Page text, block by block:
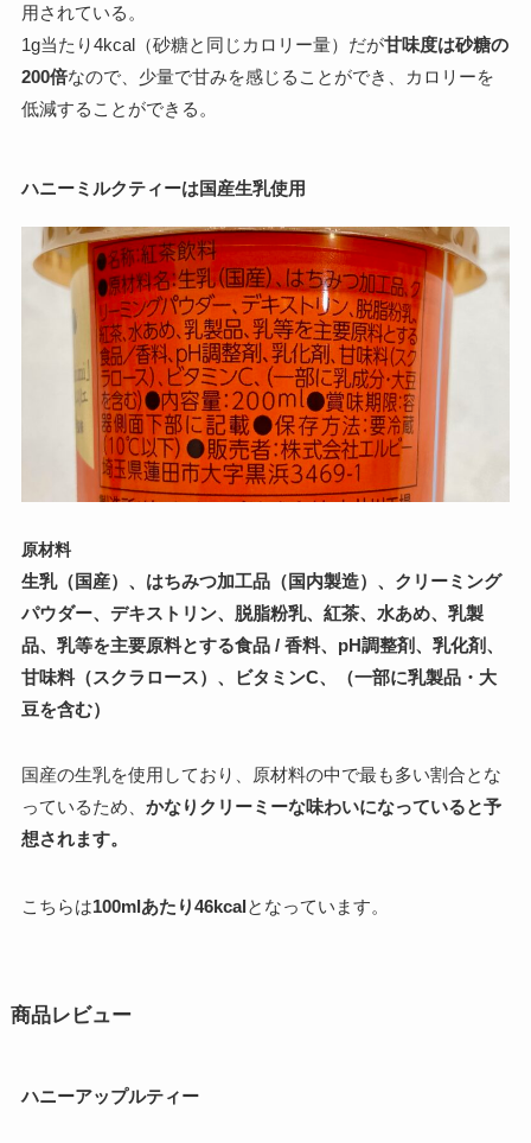
用されている。
1g当たり4kcal（砂糖と同じカロリー量）だが甘味度は砂糖の
200倍なので、少量で甘みを感じることができ、カロリーを
低減することができる。
ハニーミルクティーは国産生乳使用
原材料
生乳（国産）、はちみつ加工品（国内製造）、クリーミング
パウダー、デキストリン、脱脂粉乳、紅茶、水あめ、乳製
品、乳等を主要原料とする食品 / 香料、pH調整剤、乳化剤、
甘味料（スクラロース）、ビタミンC、（一部に乳製品・大
豆を含む）
国産の生乳を使用しており、原材料の中で最も多い割合とな
っているため、 かなりクリーミーな味わいになっていると予
想されます。
こちらは100mlあたり46kcalとなっています。
商品レビュー
ハニーアップルティー